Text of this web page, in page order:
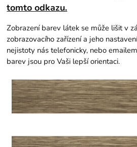
tomto odkazu.
Zobrazení barev látek se může lišit v
zobrazovacího zařízení a jeho
nejistoty nás telefonicky, nebo
barev jsou pro Vaši lepší orientaci.